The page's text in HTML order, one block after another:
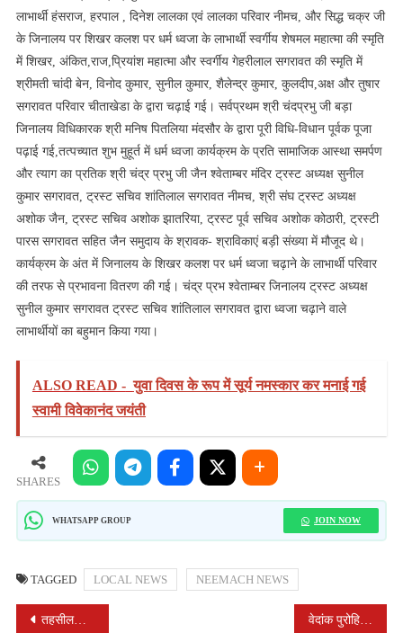
लाभार्थी हंसराज, हरपाल , दिनेश लालका एवं लालका परिवार नीमच, और सिद्ध चक्र जी
के जिनालय पर शिखर कलश पर धर्म ध्वजा के लाभार्थी स्वर्गीय शेषमल महात्मा की स्मृति
में शिखर, अंकित,राज,प्रियांश महात्मा और स्वर्गीय गेहरीलाल सगरावत की स्मृति में
श्रीमती चांदी बेन, विनोद कुमार, सुनील कुमार, शैलेन्द्र कुमार, कुलदीप,अक्ष और तुषार
सगरावत परिवार चीताखेडा के द्वारा चढ़ाई गई। सर्वप्रथम श्री चंदप्रभु जी बड़ा
जिनालय विधिकारक श्री मनिष पितलिया मंदसौर के द्वारा पूरी विधि-विधान पूर्वक पूजा
पढ़ाई गई,तत्पच्यात शुभ मुहूर्त में धर्म ध्वजा कार्यक्रम के प्रति सामाजिक आस्था समर्पण
और त्याग का प्रतिक श्री चंद्र प्रभु जी जैन श्वेताम्बर मंदिर ट्रस्ट अध्यक्ष सुनील
कुमार सगरावत, ट्रस्ट सचिव शांतिलाल सगरावत नीमच, श्री संघ ट्रस्ट अध्यक्ष
अशोक जैन, ट्रस्ट सचिव अशोक झातरिया, ट्रस्ट पूर्व सचिव अशोक कोठारी, ट्रस्टी
पारस सगरावत सहित जैन समुदाय के श्रावक- श्राविकाएं बड़ी संख्या में मौजूद थे।
कार्यक्रम के अंत में जिनालय के शिखर कलश पर धर्म ध्वजा चढ़ाने के लाभार्थी परिवार
की तरफ से प्रभावना वितरण की गई। चंद्र प्रभ श्वेताम्बर जिनालय ट्रस्ट अध्यक्ष
सुनील कुमार सगरावत ट्रस्ट सचिव शांतिलाल सगरावत द्वारा ध्वजा चढ़ाने वाले
लाभार्थीयों का बहुमान किया गया।
ALSO READ - युवा दिवस के रूप में सूर्य नमस्कार कर मनाई गई
स्वामी विवेकानंद जयंती
SHARES
WHATSAPP GROUP JOIN NOW
TAGGED LOCAL NEWS NEEMACH NEWS
POST
तहसीलदार ने नीमच शहर में एस.आई.आर.कार्य का निरीक्षण किया